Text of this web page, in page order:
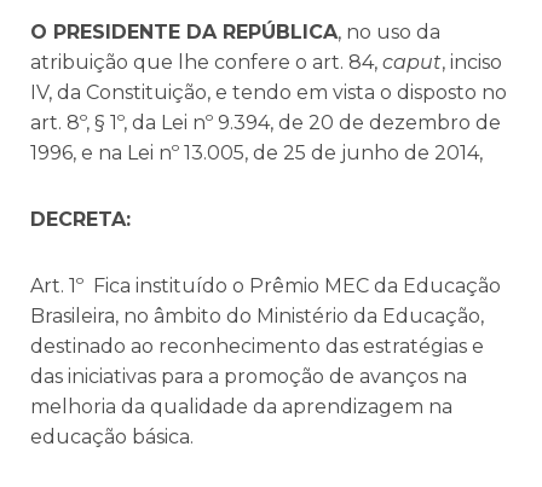
O PRESIDENTE DA REPÚBLICA, no uso da
atribuição que lhe confere o art. 84, caput, inciso
IV, da Constituição, e tendo em vista o disposto no
art. 8º, § 1º, da Lei nº 9.394, de 20 de dezembro de
1996, e na Lei nº 13.005, de 25 de junho de 2014,
DECRETA:
Art. 1º Fica instituído o Prêmio MEC da Educação
Brasileira, no âmbito do Ministério da Educação,
destinado ao reconhecimento das estratégias e
das iniciativas para a promoção de avanços na
melhoria da qualidade da aprendizagem na
educação básica.